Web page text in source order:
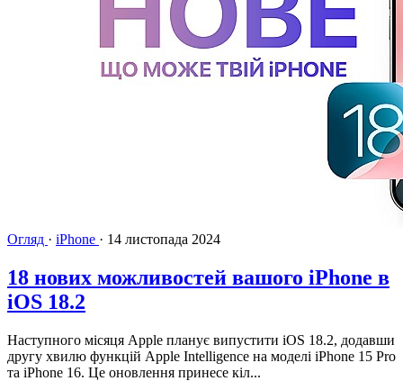
Огляд · iPhone · 14 листопада 2024
18 нових можливостей вашого iPhone в
iOS 18.2
Наступного місяця Apple планує випустити iOS 18.2, додавши
другу хвилю функцій Apple Intelligence на моделі iPhone 15 Pro
та iPhone 16. Це оновлення принесе кіл...